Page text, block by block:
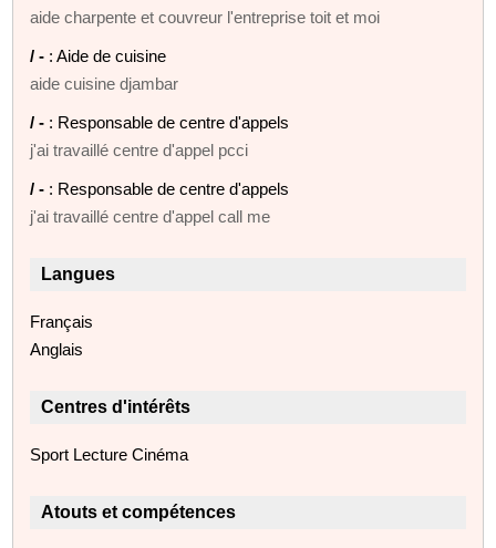
aide charpente et couvreur l'entreprise toit et moi
/ - : Aide de cuisine
aide cuisine djambar
/ - : Responsable de centre d'appels
j'ai travaillé centre d'appel pcci
/ - : Responsable de centre d'appels
j'ai travaillé centre d'appel call me
Langues
Français
Anglais
Centres d'intérêts
Sport Lecture Cinéma
Atouts et compétences